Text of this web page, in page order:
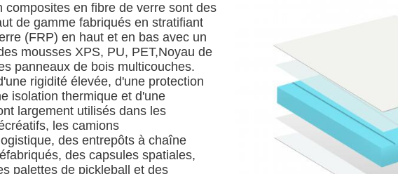
composites en fibre de verre sont des
de gamme fabriqués en stratifiant
(FRP) en haut et en bas avec un
mousses XPS, PU, PET,Noyau de
panneaux de bois multicouches.
rigidité élevée, d'une protection
isolation thermique et d'une
largement utilisés dans les
les camions
des entrepôts à chaîne
des capsules spatiales,
palettes de pickleball et des